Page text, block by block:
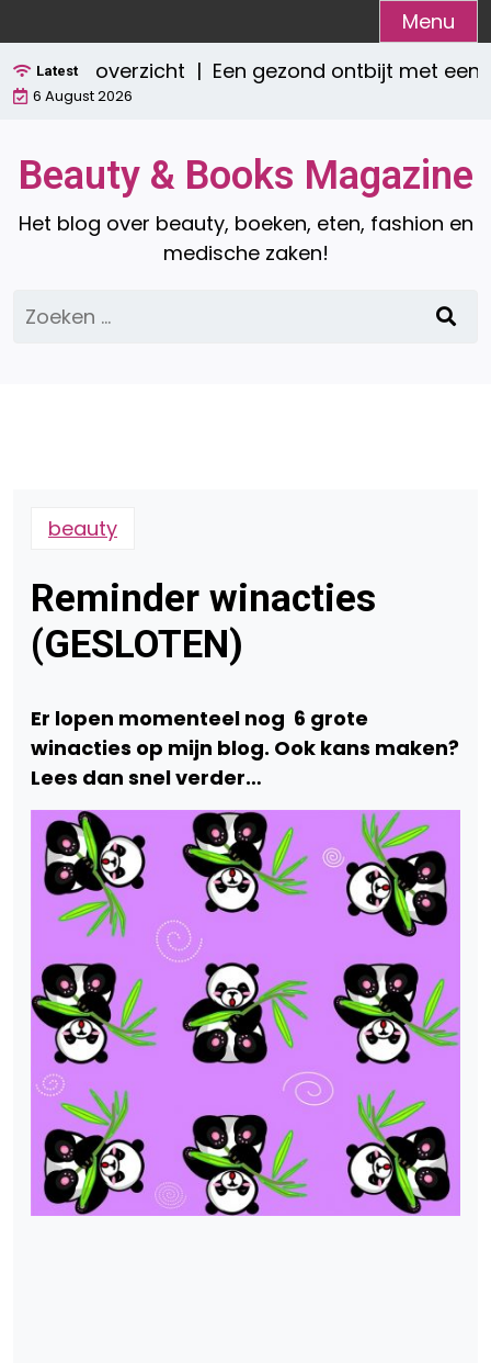
naar
de
inhoud
Menu
Latestoverzicht |Een gezond ontbijt met een
6 August 2026
Beauty & Books Magazine
Het blog over beauty, boeken, eten, fashion en
medische zaken!
Zoeken
naar:
beauty
Reminder winacties
(GESLOTEN)
Er lopen momenteel nog 6 grote
winacties op mijn blog. Ook kans maken?
Lees dan snel verder…